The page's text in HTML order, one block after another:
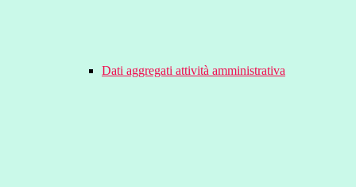
Dati aggregati attività amministrativa